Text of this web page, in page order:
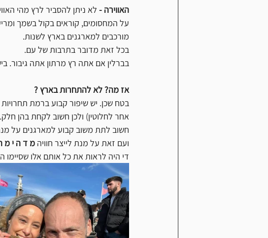
האווירה - לא ניתן להסביר לרץ מהי
על המחסומים, קוראים בקול בשמך
מורכבים למארגנים בארץ לשנות.
בכל זאת מדובר בתרבות של עם.
בברלין אם אתה רץ מרתון אתה גיבור.
אז מה? לא להתחרות בארץ ?
בטח שכן. יש שיפור קבוע ברמת
אחר לחלוטין) ולכן חשוב לקחת בהן חלק.
חשוב לתת משוב קבוע למארגנים על
ועם זאת על מנת לייצר חוויה מ ד ה י מ
די היה לראות את כל אותם אלו